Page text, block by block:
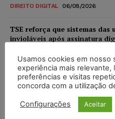
DIREITO DIGITAL 06/08/2026
TSE reforça que sistemas
invioláveis após assinatura
STF inicia julgamento sobre
proibição dos jogos de azar
Usamos cookies em nosso
experiência mais relevante,
preferências e visitas
concorda com a utilização
Configurações Aceitar